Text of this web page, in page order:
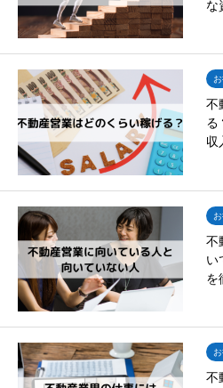
な
不
る
収
不
い
を
不